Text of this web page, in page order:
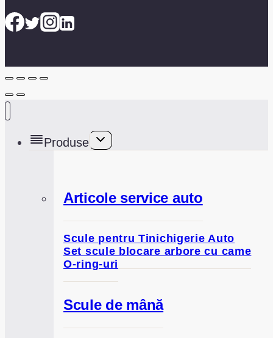
Produse
Toggle
Articole service auto
Scule pentru Tinichigerie Auto
Set scule blocare arbore cu came
O-ring-uri
Scule de mână